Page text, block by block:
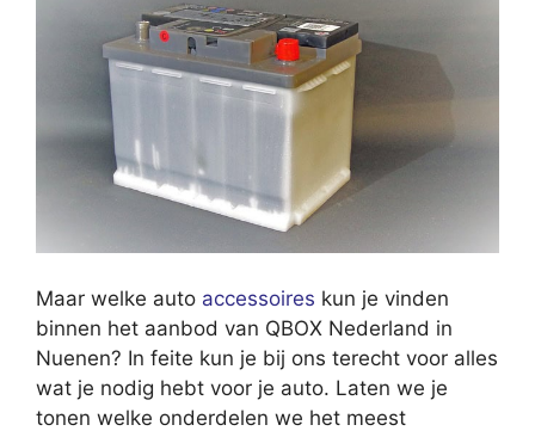
Maar welke auto accessoires kun je vinden
binnen het aanbod van QBOX Nederland in
Nuenen? In feite kun je bij ons terecht voor alles
wat je nodig hebt voor je auto. Laten we je
tonen welke onderdelen we het meest